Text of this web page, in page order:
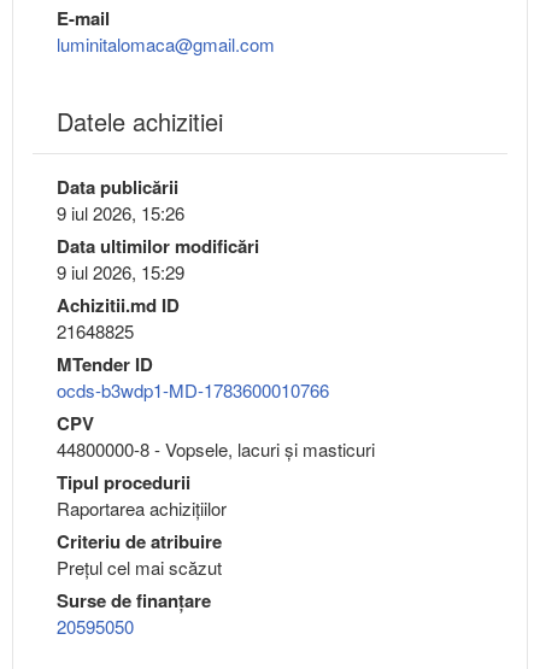
E-mail
luminitalomaca@gmail.com
Datele achizitiei
Data publicării
9 iul 2026, 15:26
Data ultimilor modificări
9 iul 2026, 15:29
Achizitii.md ID
21648825
MTender ID
ocds-b3wdp1-MD-1783600010766
CPV
44800000-8 - Vopsele, lacuri şi masticuri
Tipul procedurii
Raportarea achizițiilor
Criteriu de atribuire
Preţul cel mai scăzut
Surse de finanțare
20595050